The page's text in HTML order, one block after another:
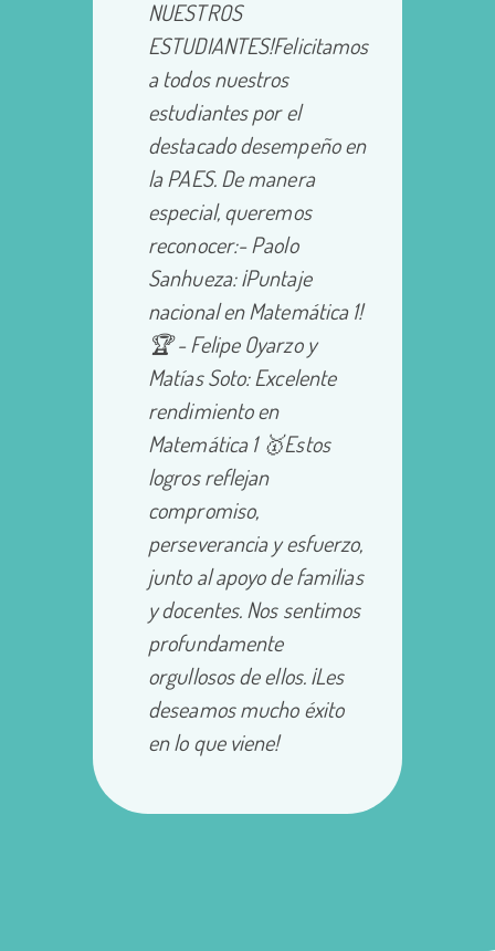
NUESTROS
ESTUDIANTES!Felicitamos
a todos nuestros
estudiantes por el
destacado desempeño en
la PAES. De manera
especial, queremos
reconocer:- Paolo
Sanhueza: ¡Puntaje
nacional en Matemática 1!
🏆 - Felipe Oyarzo y
Matías Soto: Excelente
rendimiento en
Matemática 1 🥇Estos
logros reflejan
compromiso,
perseverancia y esfuerzo,
junto al apoyo de familias
y docentes. Nos sentimos
profundamente
orgullosos de ellos. ¡Les
deseamos mucho éxito
en lo que viene!